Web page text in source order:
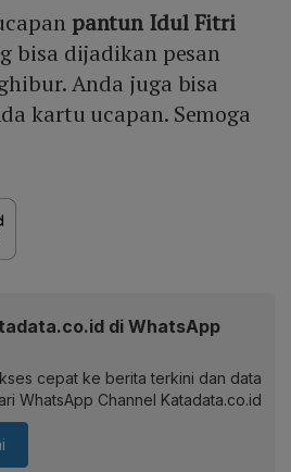
pantun Idul Fitri
bisa dijadikan pesan
Anda juga bisa
kartu ucapan. Semoga
di WhatsApp
cepat ke berita terkini dan data
WhatsApp Channel Katadata.co.id